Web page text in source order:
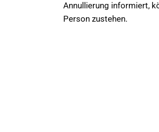
Annullierung informiert,
Person zustehen.